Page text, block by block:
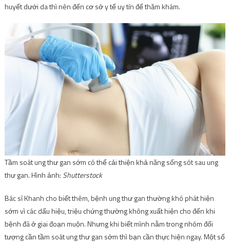
huyết dưới da thì nên đến cơ sở y tế uy tín để thăm khám.
Tầm soát ung thư gan sớm có thể cải thiện khả năng sống sót sau ung
thư gan. Hình ảnh: Shutterstock
Bác sĩ Khanh cho biết thêm, bệnh ung thư gan thường khó phát hiện
sớm vì các dấu hiệu, triệu chứng thường không xuất hiện cho đến khi
bệnh đã ở giai đoạn muộn. Nhưng khi biết mình nằm trong nhóm đối
tượng cần tầm soát ung thư gan sớm thì bạn cần thực hiện ngay. Một số